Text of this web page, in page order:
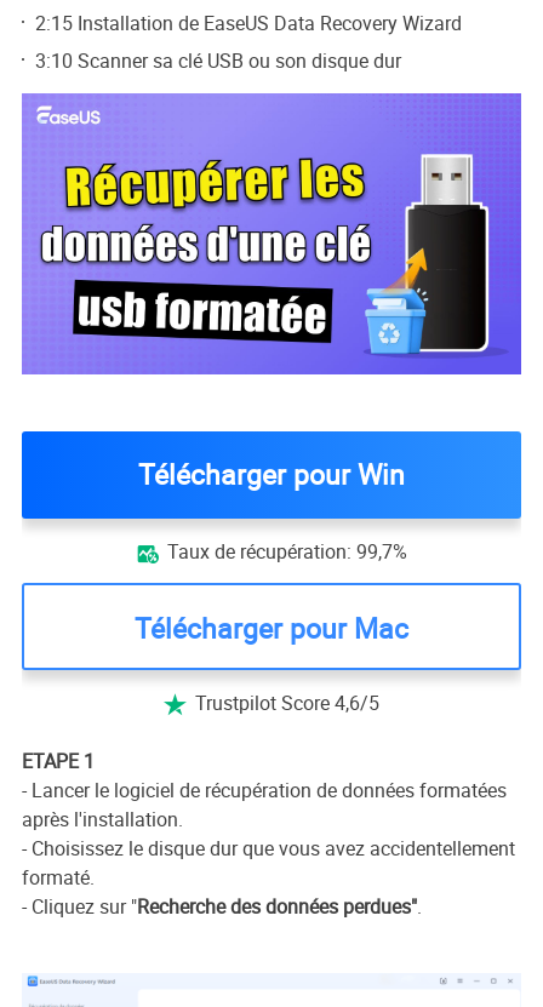
2:15 Installation de EaseUS Data Recovery Wizard
3:10 Scanner sa clé USB ou son disque dur
Télécharger pour Win
 Taux de récupération: 99,7%
Télécharger pour Mac
 Trustpilot Score 4,6/5
ETAPE 1
- Lancer le logiciel de récupération de données formatées
après l'installation.
- Choisissez le disque dur que vous avez accidentellement
formaté.
- Cliquez sur "Recherche des données perdues".